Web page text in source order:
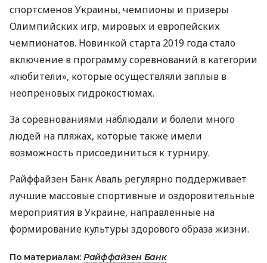
спортсменов Украины, чемпионы и призеры
Олимпийских игр, мировых и европейских
чемпионатов. Новинкой старта 2019 года стало
включение в программу соревнований в категории
«любители», которые осуществляли заплыв в
неопреновых гидрокостюмах.
За соревнованиями наблюдали и болели много
людей на пляжах, которые также имели
возможность присоединиться к турниру.
Райффайзен Банк Аваль регулярно поддерживает
лучшие массовые спортивные и оздоровительные
мероприятия в Украине, направленные на
формирование культуры здорового образа жизни.
По материалам: Райффайзен Банк